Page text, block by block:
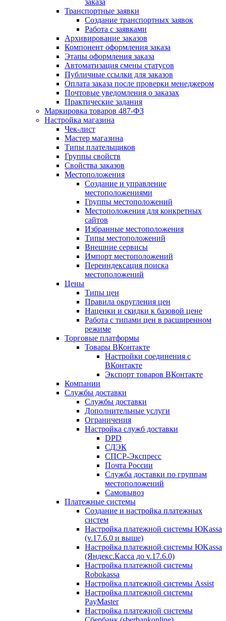
заказа
Транспортные заявки
Создание транспортных заявок
Работа с заявками
Архивирование заказов
Компонент оформления заказа
Этапы оформления заказа
Автоматизация смены статусов
Публичные ссылки для заказов
Оплата заказа после проверки менеджером
Почтовые уведомления о заказах
Практические задания
Маркировка товаров 487-ФЗ
Настройка магазина
Чек-лист
Мастер магазина
Типы плательщиков
Группы свойств
Свойства заказов
Местоположения
Создание и управление
местоположениями
Группы местоположений
Местоположения для конкретных
сайтов
Избранные местоположения
Типы местоположений
Внешние сервисы
Импорт местоположений
Переиндексация поиска
местоположений
Цены
Типы цен
Правила округления цен
Наценки и скидки к базовой цене
Работа с типами цен в расширенном
режиме
Торговые платформы
Товары ВКонтакте
Настройки соединения с
ВКонтакте
Экспорт товаров ВКонтакте
Компании
Службы доставки
Службы доставки
Дополнительные услуги
Ограничения
Настройка служб доставки
DPD
СДЭК
СПСР-Экспресс
Почта России
Служба доставки по группам
местоположений
Самовывоз
Платежные системы
Создание и настройка платежных
систем
Настройка платежной системы ЮKassa
(v.17.6.0 и выше)
Настройка платежной системы ЮKassa
(Яндекс.Касса до v.17.6.0)
Настройка платежной системы
Robokassa
Настройка платежной системы Assist
Настройка платежной системы
PayMaster
Настройка платежной системы